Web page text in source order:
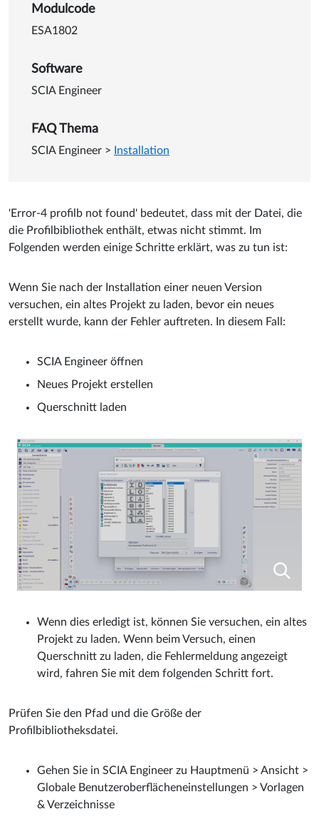
Details zu Profilbibliothek
Modulcode
ESA1802
Software
SCIA Engineer
FAQ Thema
SCIA Engineer > Installation
'Error-4 profilb not found' bedeutet, dass mit der Datei, die
die Profilbibliothek enthält, etwas nicht stimmt. Im
Folgenden werden einige Schritte erklärt, was zu tun ist:
Wenn Sie nach der Installation einer neuen Version
versuchen, ein altes Projekt zu laden, bevor ein neues
erstellt wurde, kann der Fehler auftreten. In diesem Fall:
SCIA Engineer öffnen
Neues Projekt erstellen
Querschnitt laden
Wenn dies erledigt ist, können Sie versuchen, ein altes
Projekt zu laden. Wenn beim Versuch, einen
Querschnitt zu laden, die Fehlermeldung angezeigt
wird, fahren Sie mit dem folgenden Schritt fort.
Prüfen Sie den Pfad und die Größe der
Profilbibliotheksdatei.
Gehen Sie in SCIA Engineer zu Hauptmenü > Ansicht >
Globale Benutzeroberflächeneinstellungen > Vorlagen
& Verzeichnisse